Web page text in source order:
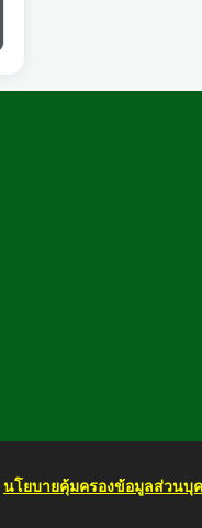
นโยบายคุ้มครองข้อมูลส่วนบุ